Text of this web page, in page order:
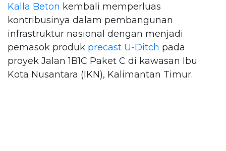
Kalla Beton kembali memperluas
kontribusinya dalam pembangunan
infrastruktur nasional dengan menjadi
pemasok produk precast U-Ditch pada
proyek Jalan 1B1C Paket C di kawasan Ibu
Kota Nusantara (IKN), Kalimantan Timur.